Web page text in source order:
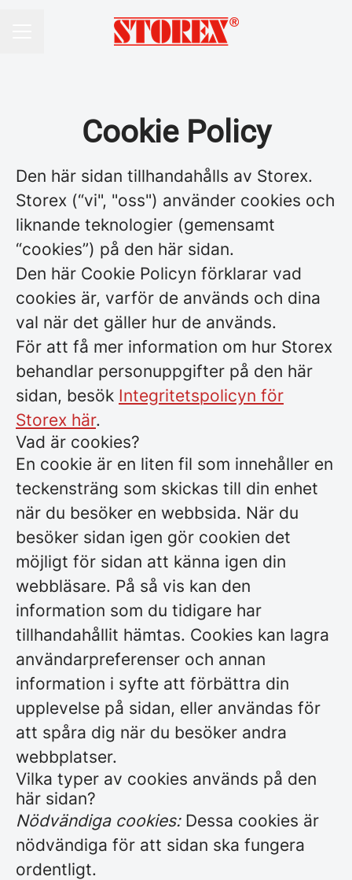
Cookie Policy
Den här sidan tillhandahålls av Storex.
Storex (“vi", "oss") använder cookies och
liknande teknologier (gemensamt
“cookies”) på den här sidan.
Den här Cookie Policyn förklarar vad
cookies är, varför de används och dina
val när det gäller hur de används.
För att få mer information om hur Storex
behandlar personuppgifter på den här
sidan, besök Integritetspolicyn för
Storex här.
Vad är cookies?
En cookie är en liten fil som innehåller en
teckensträng som skickas till din enhet
när du besöker en webbsida. När du
besöker sidan igen gör cookien det
möjligt för sidan att känna igen din
webbläsare. På så vis kan den
information som du tidigare har
tillhandahållit hämtas. Cookies kan lagra
användarpreferenser och annan
information i syfte att förbättra din
upplevelse på sidan, eller användas för
att spåra dig när du besöker andra
webbplatser.
Vilka typer av cookies används på den
här sidan?
Nödvändiga cookies:Dessa cookies är
nödvändiga för att sidan ska fungera
ordentligt.